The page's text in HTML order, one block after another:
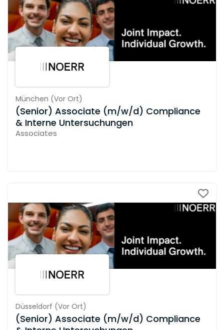
München (Vor Ort)
(Senior) Associate (m/w/d) Compliance
& Interne Untersuchungen
Associates
Düsseldorf (Vor Ort)
(Senior) Associate (m/w/d) Compliance